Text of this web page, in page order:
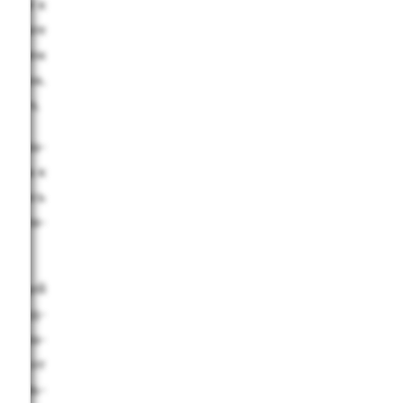
к
юге
км.
3 ч.
на­
Да к
ре­ги­
вод­
бла­
– от
боль­